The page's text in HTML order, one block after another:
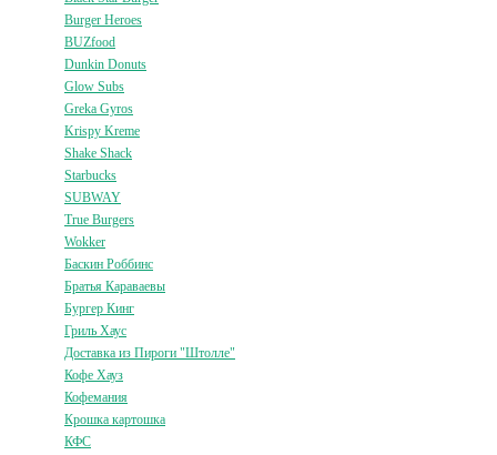
Burger Heroes
BUZfood
Dunkin Donuts
Glow Subs
Greka Gyros
Krispy Kreme
Shake Shack
Starbucks
SUBWAY
True Burgers
Wokker
Баскин Роббинс
Братья Караваевы
Бургер Кинг
Гриль Хаус
Доставка из Пироги "Штолле"
Кофе Хауз
Кофемания
Крошка картошка
КФС